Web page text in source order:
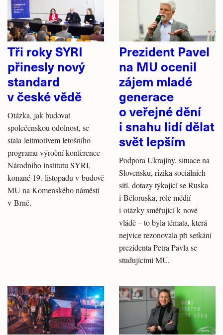
Tři roky SYRI
přinesly nový
standard
v české vědě
Otázka, jak budovat
společenskou odolnost, se
stala leitmotivem letošního
programu výroční konference
Národního institutu SYRI,
konané 19. listopadu v budově
MU na Komenského náměstí
v Brně.
Prezident Pavel
na MU ocenil
zájem mladé
generace
o veřejné dění
i snahu lidí dělat
svět lepším
Podpora Ukrajiny, situace na
Slovensku, rizika sociálních
sítí, dotazy týkající se Ruska
i Běloruska, role médií
i otázky směřující k nové
vládě – to byla témata, která
nejvíce rezonovala při setkání
prezidenta Petra Pavla se
studujícími MU.